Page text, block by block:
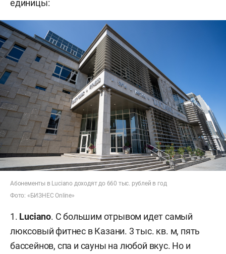
единицы:
Абонементы в Luciano доходят до 660 тыс. рублей в год
Фото: «БИЗНЕС Online»
1. Luciano. С большим отрывом идет самый
люксовый фитнес в Казани. 3 тыс. кв. м, пять
бассейнов, спа и сауны на любой вкус. Но и